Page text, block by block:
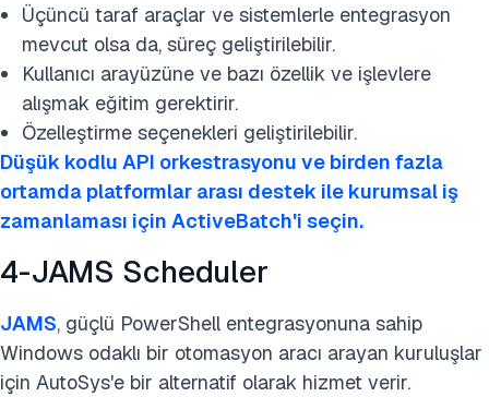
Üçüncü taraf araçlar ve sistemlerle entegrasyon
mevcut olsa da, süreç geliştirilebilir.
Kullanıcı arayüzüne ve bazı özellik ve işlevlere
alışmak eğitim gerektirir.
Özelleştirme seçenekleri geliştirilebilir.
Düşük kodlu API orkestrasyonu ve birden fazla
ortamda platformlar arası destek ile kurumsal iş
zamanlaması için ActiveBatch'i seçin.
4-JAMS Scheduler
JAMS, güçlü PowerShell entegrasyonuna sahip
Windows odaklı bir otomasyon aracı arayan kuruluşlar
için AutoSys'e bir alternatif olarak hizmet verir.